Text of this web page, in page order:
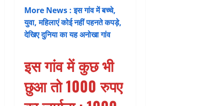
More News : इस गांव में बच्चे,
युवा, महिलाएं कोई नहीं पहनते कपड़े,
देखिए दुनिया का यह अनोखा गांव
इस गांव में कुछ भी
छुआ तो 1000 रुपए